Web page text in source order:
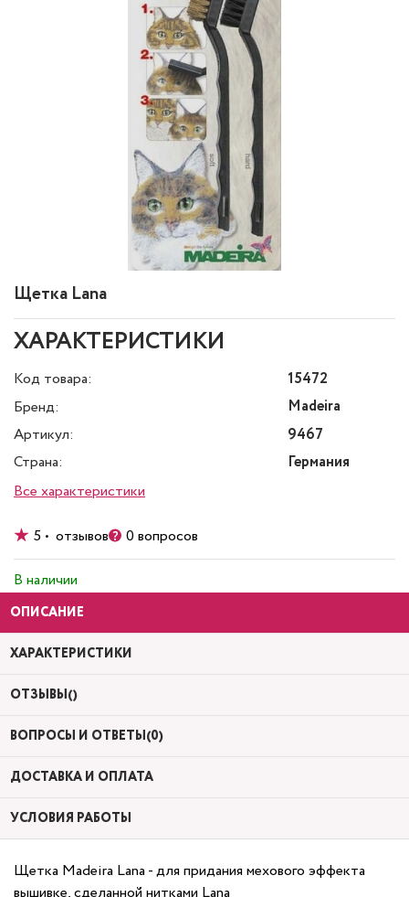
Щетка Lana
ХАРАКТЕРИСТИКИ
Код товара:
15472
Бренд:
Madeira
Артикул:
9467
Страна:
Германия
Все характеристики
5 • отзывов 0 вопросов
В наличии
ОПИСАНИЕ
ХАРАКТЕРИСТИКИ
ОТЗЫВЫ()
ВОПРОСЫ И ОТВЕТЫ(0)
ДОСТАВКА И ОПЛАТА
УСЛОВИЯ РАБОТЫ
Щетка Madeira Lana - для придания мехового эффекта